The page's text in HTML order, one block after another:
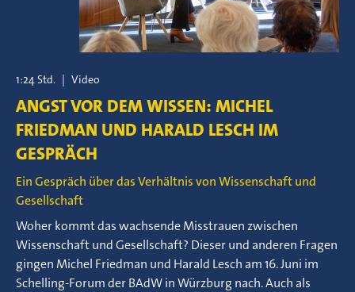
1:24 Std. | Video
ANGST VOR DEM WISSEN: MICHEL
FRIEDMAN UND HARALD LESCH IM
GESPRÄCH
Ein Gespräch über das Verhältnis von Wissenschaft und
Gesellschaft
Woher kommt das wachsende Misstrauen zwischen
Wissenschaft und Gesellschaft? Dieser und anderen Fragen
gingen Michel Friedman und Harald Lesch am 16. Juni im
Schelling-Forum der BAdW in Würzburg nach. Auch als